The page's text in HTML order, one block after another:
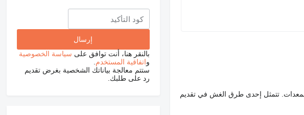
تتمثل إحدى طرق الغش في تقديم
بالنقر هنا، أنت توافق على سياسة الخصوصية
واتفاقية المستخدم
ستتم معالجة بياناتك الشخصية بغرض تقديم
رد على طلبك.